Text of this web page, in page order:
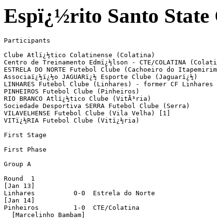
Espï¿½rito Santo State
Participants
Clube Atlï¿½tico Colatinense (Colatina)
Centro de Treinamento Edmï¿½lson - CTE/COLATINA
ESTRELA DO NORTE Futebol Clube (Cachoeiro do
Associaï¿½ï¿½o JAGUARï¿½ Esporte Clube (Jaguarï¿½)
LINHARES Futebol Clube (Linhares) - former CF Linhares
PINHEIROS Futebol Clube (Pinheiros)
RIO BRANCO Atlï¿½tico Clube (VitÃ³ria)
Sociedade Desportiva SERRA Futebol Clube (Serra)
VILAVELHENSE Futebol Clube (Vila Velha) [1]
VITï¿½RIA Futebol Clube (Vitï¿½ria)
First Stage
First Phase
Group A
Round  1
[Jan 13]
Linhares          0-0  Estrela do Norte
[Jan 14]
Pinheiros         1-0  CTE/Colatina
  [Marcelinho Bambam]